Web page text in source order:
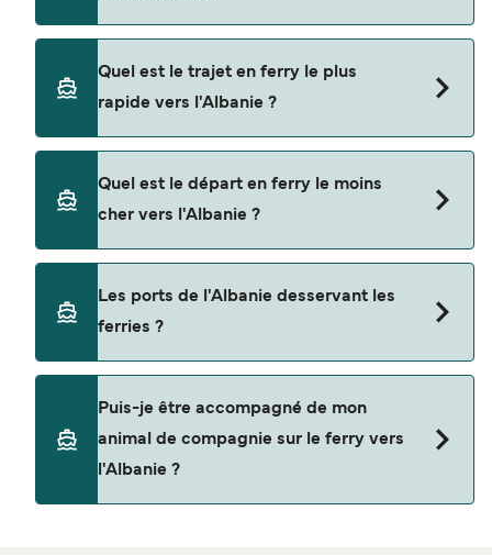
Corfou
Bari
Brindisi
Ancône
Quel est le trajet en ferry le plus
rapide vers l'Albanie ?
est sur la route Corfou - Saranda, avec une durée
du trajet d’environ 30 minutes.
Quel est le départ en ferry le moins
cher vers l'Albanie ?
coûte $178 sur la route Brindisi - Vlora. Prix hors
frais de réservation.
Les ports de l'Albanie desservant les
ferries ?
disponibles sont
Saranda
Durres
Puis-je être accompagné de mon
animal de compagnie sur le ferry vers
l'Albanie ?